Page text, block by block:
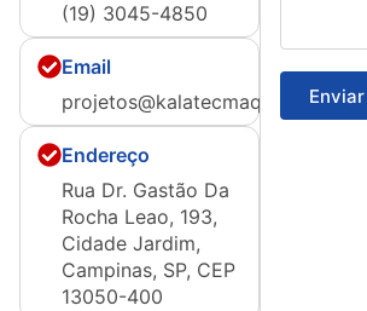
(19) 3045-4850
Email
projetos@kalatecmaquinas.com.br
Endereço
Rua Dr. Gastão Da
Rocha Leao, 193,
Cidade Jardim,
Campinas, SP, CEP
13050-400
Enviar